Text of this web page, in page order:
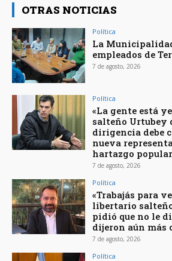
OTRAS NOTICIAS
Política
La
empleados de
7 de agosto, 2026
Política
«La gente está
salteño Urtubey
dirigencia debe
nueva
hartazgo popular
7 de agosto, 2026
Política
«Trabajás para
libertario
pidió que no le
dijeron aún más
7 de agosto, 2026
Política